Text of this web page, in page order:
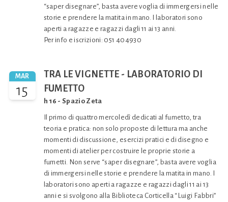
“saper disegnare”, basta avere voglia di immergersi nelle
storie e prendere la matita in mano. I laboratori sono
aperti a ragazze e ragazzi dagli 11 ai 13 anni.
Per info e iscrizioni: 051 404930
MAR
15
TRA LE VIGNETTE - LABORATORIO DI
FUMETTO
h 16 - Spazio Zeta
Il primo di quattro mercoledì dedicati al fumetto, tra
teoria e pratica: non solo proposte di lettura ma anche
momenti di discussione, esercizi pratici e di disegno e
momenti di atelier per costruire le proprie storie a
fumetti. Non serve “saper disegnare”, basta avere voglia
di immergersi nelle storie e prendere la matita in mano. I
laboratori sono aperti a ragazze e ragazzi dagli 11 ai 13
anni e si svolgono alla Biblioteca Corticella “Luigi Fabbri”